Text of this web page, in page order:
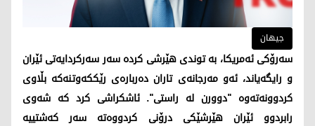
جیهان
سەرۆکی ئەمریکا، بە توندی هێرشی کردە سەر سەرکردایەتی ئێران
و رایگەیاند، ئەو مەرجانەی تاران دەربارەی رێککەوتنەکە بڵاوی
کردوونەتەوە "دوورن لە راستی". ئاشکراشی کرد کە شەوی
رابردوو ئێران هێرشێکی درۆنی کردووەتە سەر کەشتییە